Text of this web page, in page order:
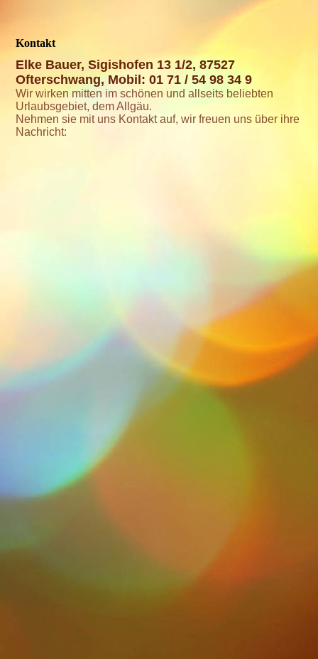
Kontakt
Elke Bauer, Sigishofen 13 1/2, 87527
Ofterschwang, Mobil: 01 71 / 54 98 34 9
Wir wirken mitten im schönen und allseits beliebten
Urlaubsgebiet, dem Allgäu.
Nehmen sie mit uns Kontakt auf, wir freuen uns über ihre
Nachricht: